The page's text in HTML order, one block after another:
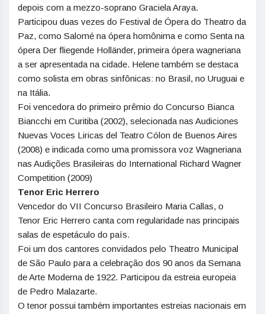
depois com a mezzo-soprano Graciela Araya.
Participou duas vezes do Festival de Ópera do Theatro da
Paz, como Salomé na ópera homônima e como Senta na
ópera Der fliegende Holländer, primeira ópera wagneriana
a ser apresentada na cidade. Helene também se destaca
como solista em obras sinfônicas: no Brasil, no Uruguai e
na Itália.
Foi vencedora do primeiro prêmio do Concurso Bianca
Biancchi em Curitiba (2002), selecionada nas Audiciones
Nuevas Voces Liricas del Teatro Cólon de Buenos Aires
(2008) e indicada como uma promissora voz Wagneriana
nas Audições Brasileiras do International Richard Wagner
Competition (2009)
Tenor Eric Herrero
Vencedor do VII Concurso Brasileiro Maria Callas, o
Tenor Eric Herrero canta com regularidade nas principais
salas de espetáculo do país.
Foi um dos cantores convidados pelo Theatro Municipal
de São Paulo para a celebração dos 90 anos da Semana
de Arte Moderna de 1922. Participou da estreia europeia
de Pedro Malazarte.
O tenor possui também importantes estreias nacionais em